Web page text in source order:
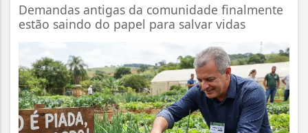
Demandas antigas da comunidade finalmente
estão saindo do papel para salvar vidas